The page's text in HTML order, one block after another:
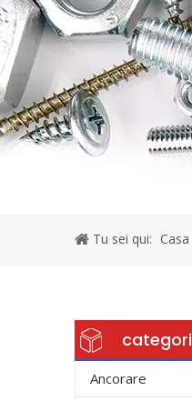
Tu sei qui: Casa
Ancorare